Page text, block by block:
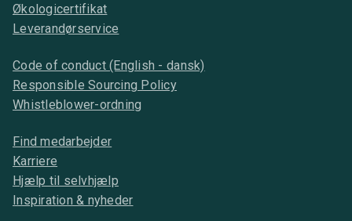
Økologicertifikat
Leverandørservice
Code of conduct (English - dansk)
Responsible Sourcing Policy
Whistleblower-ordning
Find medarbejder
Karriere
Hjælp til selvhjælp
Inspiration & nyheder